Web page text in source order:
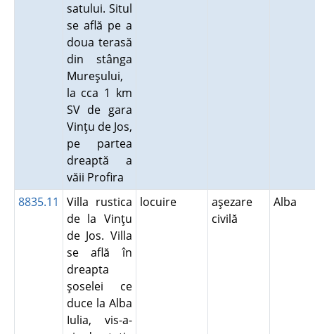
satului. Situl
se află pe a
doua terasă
din stânga
Mureşului,
la cca 1 km
SV de gara
Vinţu de Jos,
pe partea
dreaptă a
văii Profira
8835.11
Villa rustica
de la Vinţu
de Jos. Villa
se află în
dreapta
şoselei ce
duce la Alba
Iulia, vis-a-
locuire
aşezare
civilă
Alba